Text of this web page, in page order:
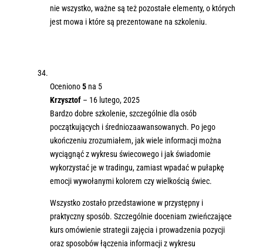
nie wszystko, ważne są też pozostałe elementy, o których
jest mowa i które są prezentowane na szkoleniu.
Oceniono5na 5
Krzysztof – 16 lutego, 2025
Bardzo dobre szkolenie, szczególnie dla osób
początkujących i średniozaawansowanych. Po jego
ukończeniu zrozumiałem, jak wiele informacji można
wyciągnąć z wykresu świecowego i jak świadomie
wykorzystać je w tradingu, zamiast wpadać w pułapkę
emocji wywołanymi kolorem czy wielkością świec.
Wszystko zostało przedstawione w przystępny i
praktyczny sposób. Szczególnie doceniam zwieńczające
kurs omówienie strategii zajęcia i prowadzenia pozycji
oraz sposobów łączenia informacji z wykresu